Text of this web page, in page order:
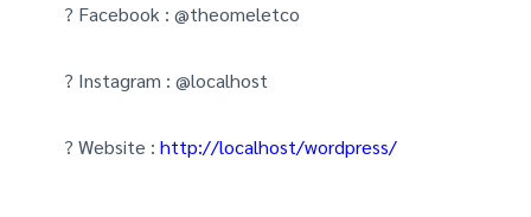
? Facebook : @theomeletco
? Instagram : @localhost
? Website : http://localhost/wordpress/